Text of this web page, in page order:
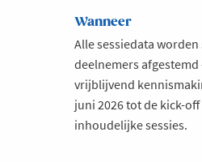
Wanneer
Alle sessiedata
deelnemers afgestemd
vrijblijvend
juni 2026 tot de kick-off
inhoudelijke sessies.